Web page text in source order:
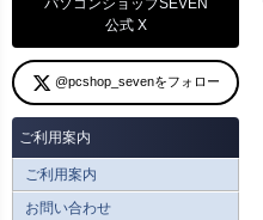
公式 X
@pcshop_sevenをフォロー
ご利用案内
ご利用案内
お問い合わせ